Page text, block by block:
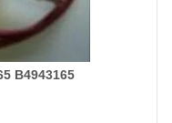
B4943165